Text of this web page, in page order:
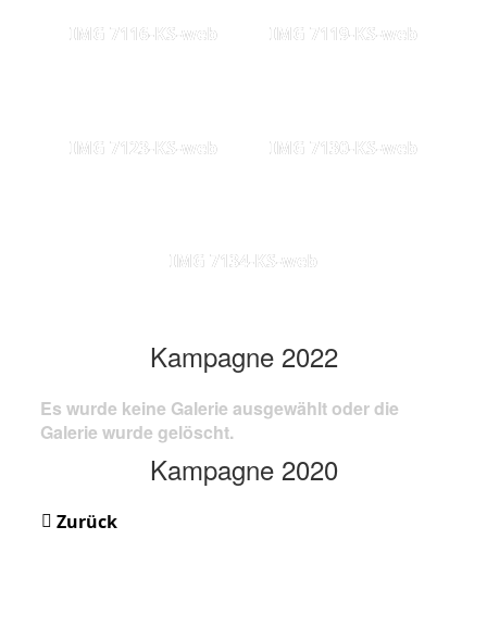
IMG 7116-KS-web IMG 7119-KS-web
IMG 7123-KS-web IMG 7130-KS-web
IMG 7134-KS-web
Kampagne 2022
Es wurde keine Galerie ausgewählt oder die
Galerie wurde gelöscht.
Kampagne 2020
Zurück